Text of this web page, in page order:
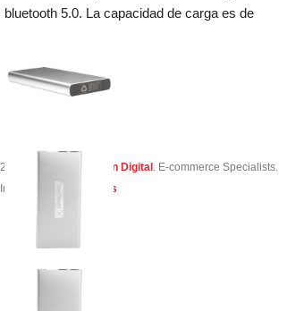
bluetooth 5.0. La capacidad de carga es de
2023 Creado por Simon Digital . E-commerce Specialists.
Integrado por
TuVendes